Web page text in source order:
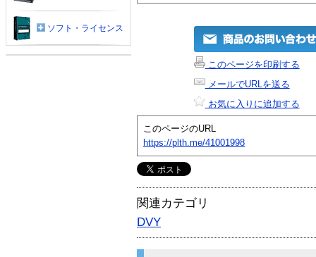
このページを印刷する
メールでURLを送る
お気に入りに追加する
このページのURL
https://plth.me/41001998
関連カテゴリ
DVY
ソフト・ライセンス